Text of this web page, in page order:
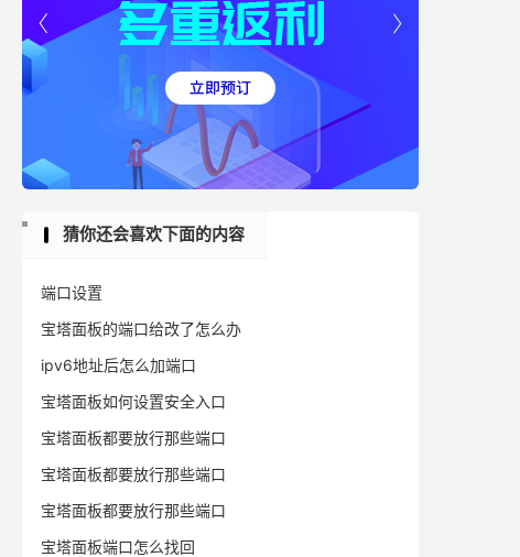


猜你还会喜欢下面的内容
端口设置
宝塔面板的端口给改了怎么办
ipv6地址后怎么加端口
宝塔面板如何设置安全入口
宝塔面板都要放行那些端口
宝塔面板都要放行那些端口
宝塔面板都要放行那些端口
宝塔面板端口怎么找回